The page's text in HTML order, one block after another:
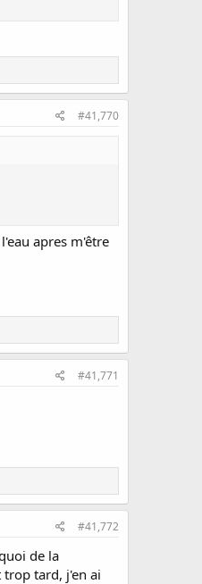
#41,770
apres m'être
#41,771
#41,772
de la
trop tard, j'en ai